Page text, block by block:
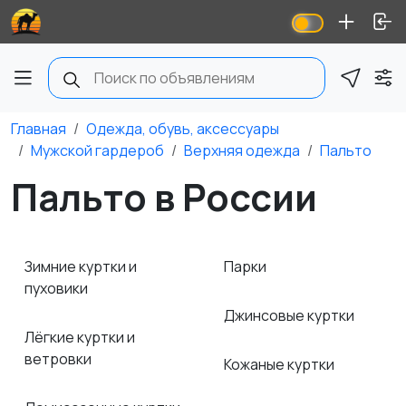
Главная
Одежда, обувь, аксессуары
Мужской гардероб
Верхняя одежда Пальто
Пальто в России
Зимние куртки и
пуховики
Лёгкие куртки и
ветровки
Парки
Джинсовые куртки
Кожаные куртки